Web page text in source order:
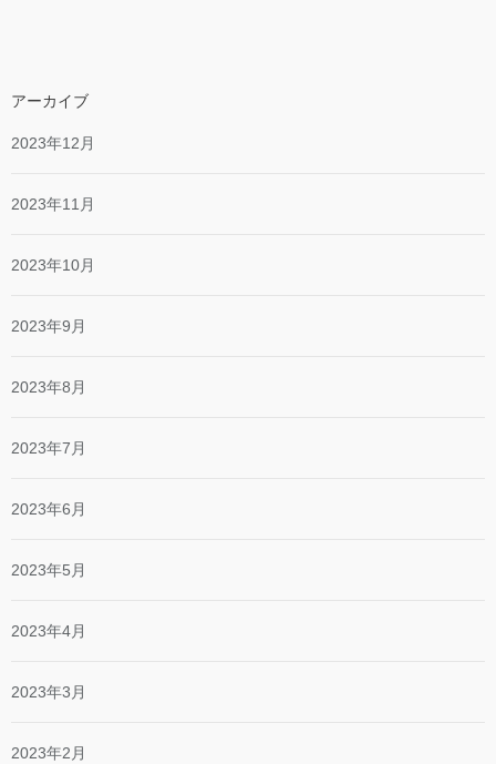
アーカイブ
2023年12月
2023年11月
2023年10月
2023年9月
2023年8月
2023年7月
2023年6月
2023年5月
2023年4月
2023年3月
2023年2月